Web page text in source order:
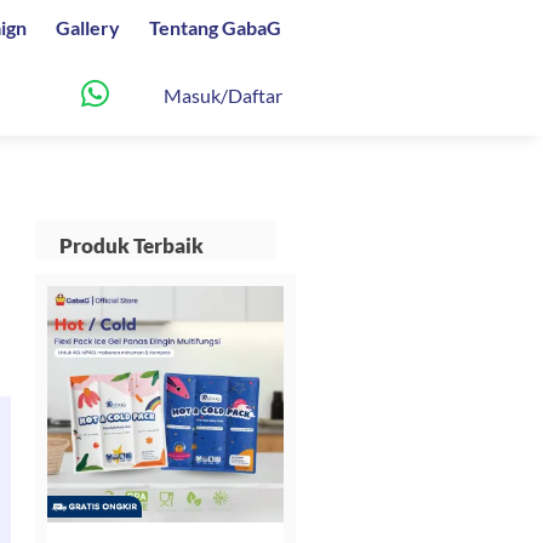
Gallery Tentang GabaG
Masuk/Daftar
Produk Terbaik